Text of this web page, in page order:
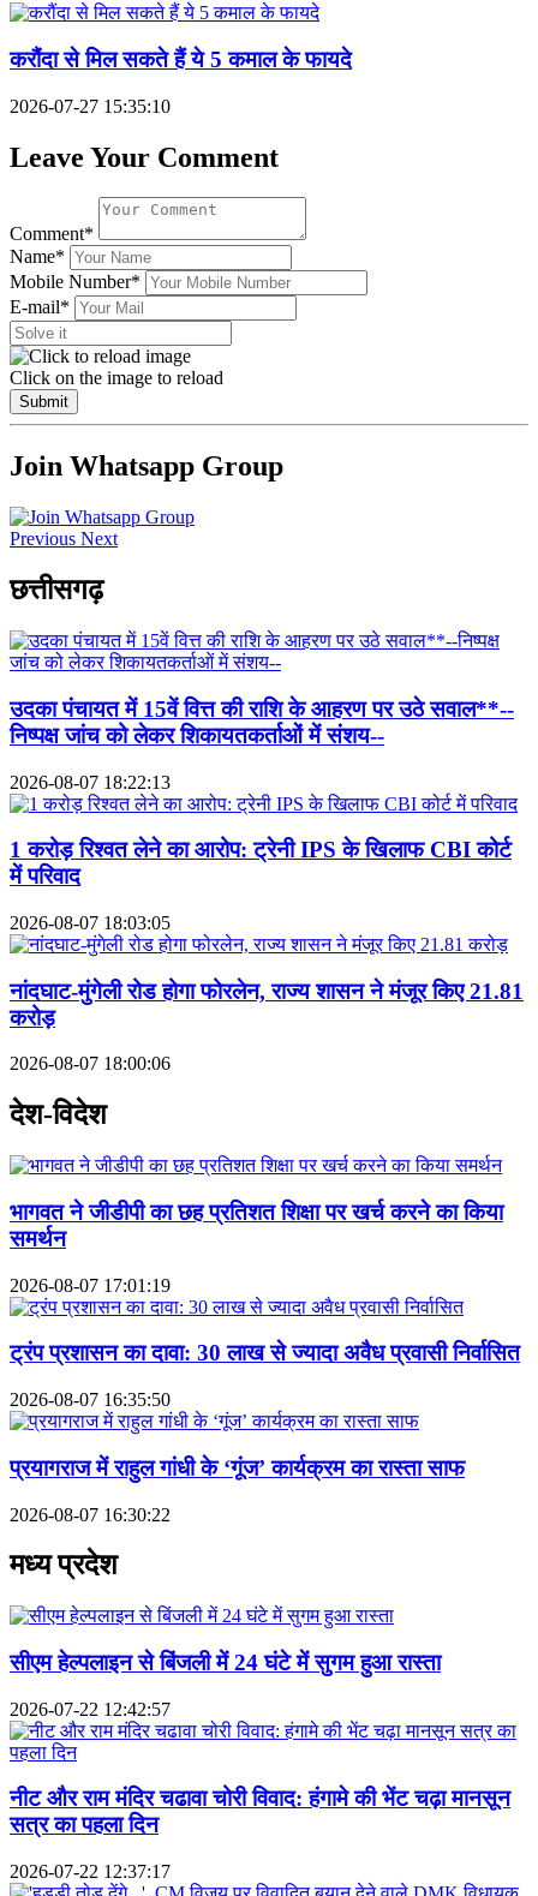
करौंदा से मिल सकते हैं ये 5 कमाल के फायदे
2026-07-27 15:35:10
Leave Your Comment
Comment*
Name*
Mobile Number*
E-mail*
Click on the image to reload
Submit
Join Whatsapp Group
Previous Next
छत्तीसगढ़
उदका पंचायत में 15वें वित्त की राशि के आहरण पर उठे सवाल**--
निष्पक्ष जांच को लेकर शिकायतकर्ताओं में संशय--
2026-08-07 18:22:13
1 करोड़ रिश्वत लेने का आरोप: ट्रेनी IPS के खिलाफ CBI कोर्ट
में परिवाद
2026-08-07 18:03:05
नांदघाट-मुंगेली रोड होगा फोरलेन, राज्य शासन ने मंजूर किए 21.81
करोड़
2026-08-07 18:00:06
देश-विदेश
भागवत ने जीडीपी का छह प्रतिशत शिक्षा पर खर्च करने का किया
समर्थन
2026-08-07 17:01:19
ट्रंप प्रशासन का दावा: 30 लाख से ज्यादा अवैध प्रवासी निर्वासित
2026-08-07 16:35:50
प्रयागराज में राहुल गांधी के ‘गूंज’ कार्यक्रम का रास्ता साफ
2026-08-07 16:30:22
मध्य प्रदेश
सीएम हेल्पलाइन से बिंजली में 24 घंटे में सुगम हुआ रास्ता
2026-07-22 12:42:57
नीट और राम मंदिर चढावा चोरी विवाद: हंगामे की भेंट चढ़ा मानसून
सत्र का पहला दिन
2026-07-22 12:37:17